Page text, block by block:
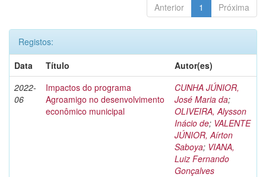
Anterior 1 Próxima
Registos:
Data
Título
Autor(es)
2022-
06
Impactos do programa
Agroamigo no desenvolvimento
econômico municipal
CUNHA JÚNIOR,
José Maria da;
OLIVEIRA, Alysson
Inácio de; VALENTE
JÚNIOR, Aírton
Saboya; VIANA,
Luiz Fernando
Gonçalves